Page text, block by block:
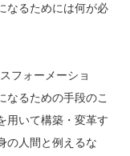
なるためには何が必
フォーメーショ
なるための手段のこ
用いて構築・変革す
の人間と例えるな